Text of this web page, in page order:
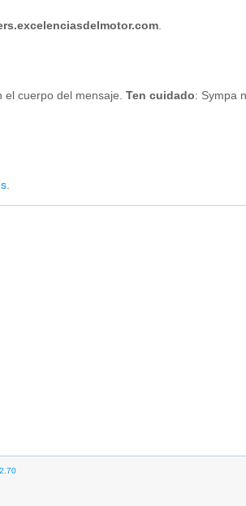
el cuerpo del mensaje. Ten cuidado: Sympa